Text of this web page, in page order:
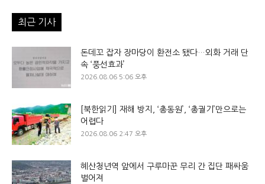
최근 기사
돈데꼬 잡자 장마당이 환전소 됐다…외화 거래 단
속 ‘풍선효과’
2026.08.06 5:06 오후
[북한읽기] 재해 방지, ‘총동원’, ‘총궐기’만으로는
어렵다
2026.08.06 2:47 오후
혜산청년역 앞에서 구루마꾼 무리 간 집단 패싸움
벌어져